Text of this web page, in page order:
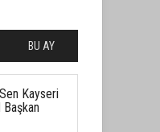
BU AY
Kayseri